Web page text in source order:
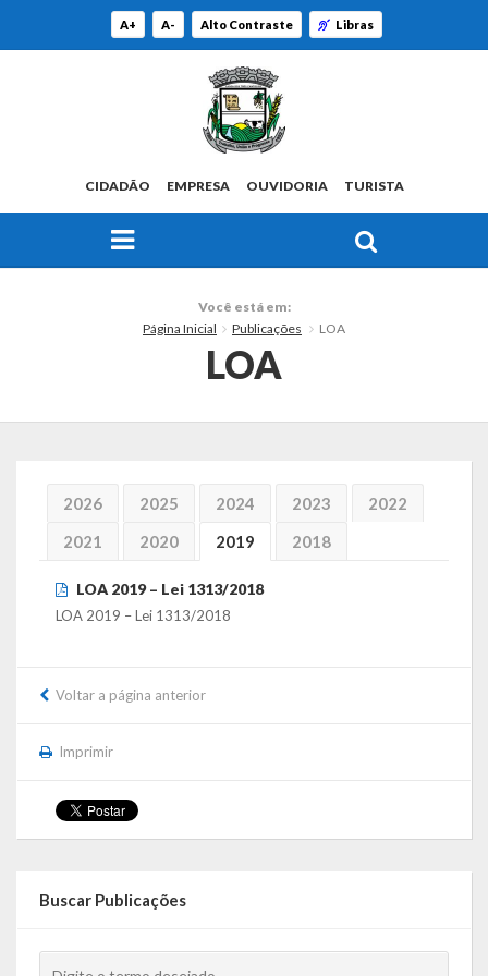
A+ A- Alto Contraste Libras
CIDADÃO EMPRESA OUVIDORIA TURISTA
Governo
Administração, Fazenda e Planejamento
Desenvolvimento Social
Você está em:
Página Inicial
Publicações LOA
LOA
2026 2025 2024 2023
2022
2021
2020 2019 2018
LOA 2019 – Lei 1313/2018
LOA 2019 – Lei 1313/2018
Voltar a página anterior
Imprimir
Buscar Publicações